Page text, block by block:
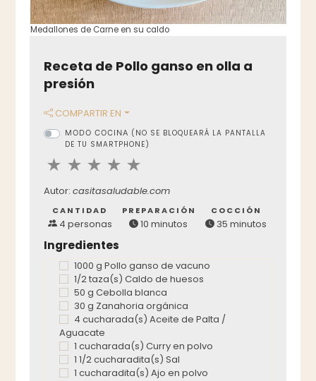
Medallones de Carne en su caldo
Receta de Pollo ganso en olla a
presión
COMPARTIR EN
MODO COCINA (NO SE BLOQUEARÁ LA PANTALLA
DE TU SMARTPHONE)
Autor:casitasaludable.com
CANTIDAD
4 personas
PREPARACIÓN
10 minutos
COCCIÓN
35 minutos
Ingredientes
1000 g Pollo ganso de vacuno
1/2 taza(s) Caldo de huesos
50 g Cebolla blanca
30 g Zanahoria orgánica
4 cucharada(s) Aceite de Palta /
Aguacate
1 cucharada(s) Curry en polvo
1 1/2 cucharadita(s) Sal
1 cucharadita(s) Ajo en polvo